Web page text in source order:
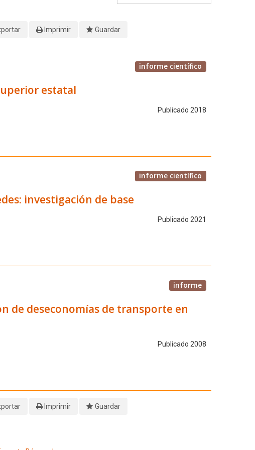
Imprimir Guardar
informe científico
estatal
Publicado 2018
informe científico
investigación de base
Publicado 2021
informe
de deseconomías de transporte en
Publicado 2008
Imprimir Guardar